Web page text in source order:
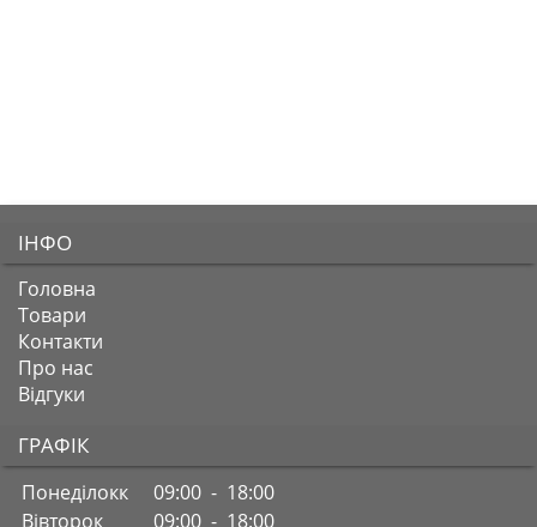
ІНФО
Головна
Товари
Контакти
Про нас
Відгуки
ГРАФІК
Понеділокк
09:00 - 18:00
Вівторок
09:00 - 18:00